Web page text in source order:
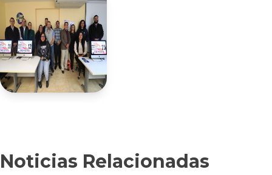
Noticias Relacionadas